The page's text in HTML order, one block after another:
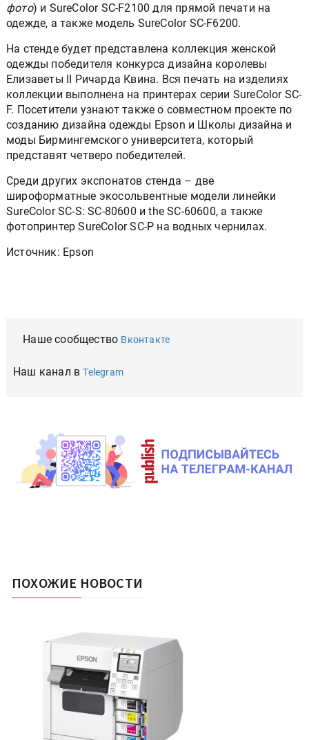
фото) и SureColor SC-F2100 для прямой печати на
одежде, а также модель SureColor SC-F6200.
На стенде будет представлена коллекция женской
одежды победителя конкурса дизайна королевы
Елизаветы II Ричарда Квина. Вся печать на изделиях
коллекции выполнена на принтерах серии SureColor SC-
F. Посетители узнают также о совместном проекте по
созданию дизайна одежды Epson и Школы дизайна и
моды Бирмингемского университета, который
представят четверо победителей.
Среди других экспонатов стенда – две
широформатные экосольвентные модели линейки
SureColor SC-S: SC-80600 и the SC-60600, а также
фотопринтер SureColor SC-P на водных чернилах.
Источник: Epson
Наше сообщество Вконтакте
Наш канал вTelegram
ПОХОЖИЕ НОВОСТИ